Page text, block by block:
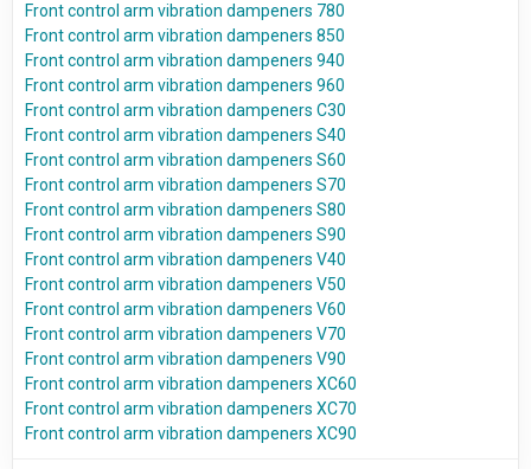
Front control arm vibration dampeners 780
Front control arm vibration dampeners 850
Front control arm vibration dampeners 940
Front control arm vibration dampeners 960
Front control arm vibration dampeners C30
Front control arm vibration dampeners S40
Front control arm vibration dampeners S60
Front control arm vibration dampeners S70
Front control arm vibration dampeners S80
Front control arm vibration dampeners S90
Front control arm vibration dampeners V40
Front control arm vibration dampeners V50
Front control arm vibration dampeners V60
Front control arm vibration dampeners V70
Front control arm vibration dampeners V90
Front control arm vibration dampeners XC60
Front control arm vibration dampeners XC70
Front control arm vibration dampeners XC90